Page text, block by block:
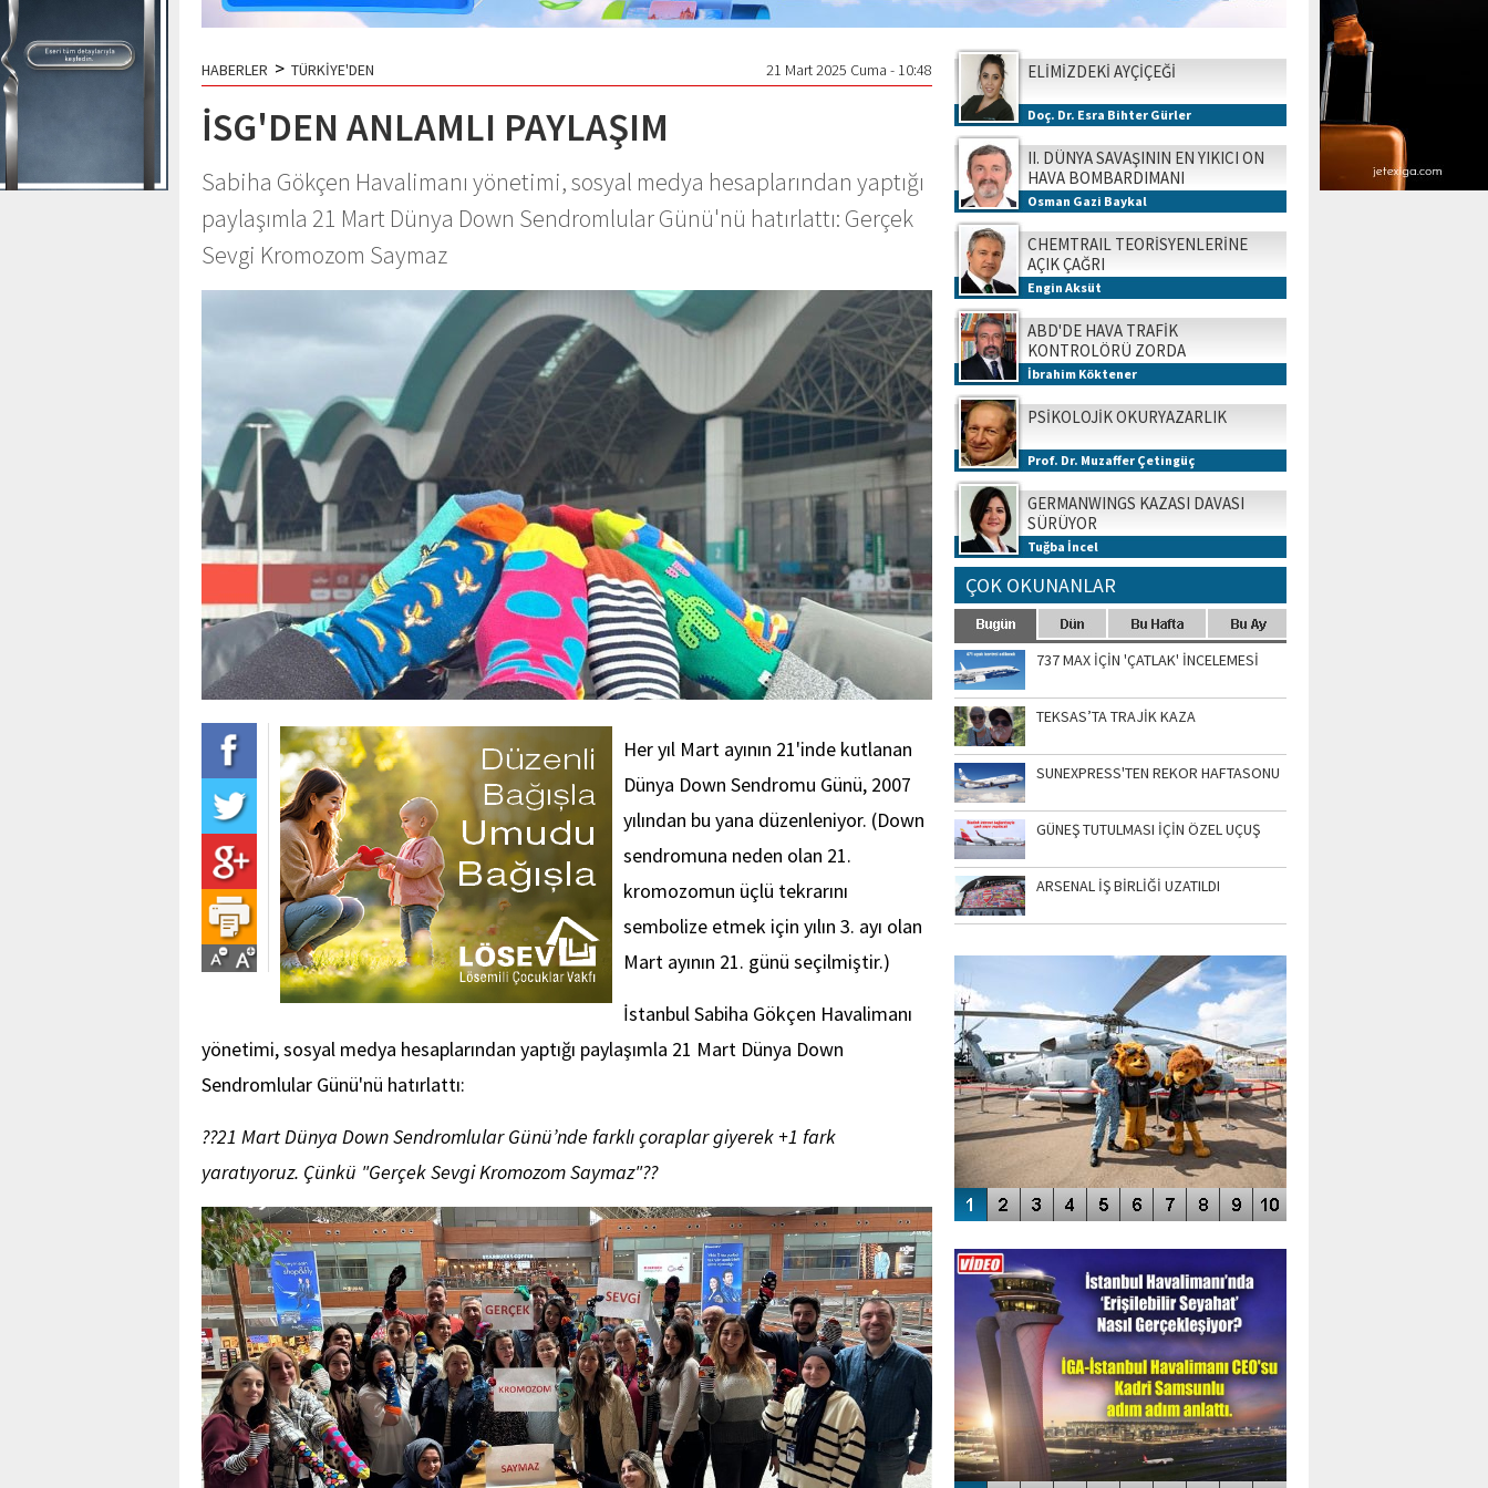
HABERLER > TÜRKİYE'DEN 21 Mart 2025 Cuma - 10:48
İSG'DEN ANLAMLI PAYLAŞIM
Sabiha Gökçen Havalimanı yönetimi, sosyal medya hesaplarından yaptığı
paylaşımla 21 Mart Dünya Down Sendromlular Günü'nü hatırlattı: Gerçek
Sevgi Kromozom Saymaz
Her yıl Mart ayının 21'inde kutlanan
Dünya Down Sendromu Günü, 2007
yılından bu yana düzenleniyor. (Down
sendromuna neden olan 21.
kromozomun üçlü tekrarını
sembolize etmek için yılın 3. ayı olan
Mart ayının 21. günü seçilmiştir.)
İstanbul Sabiha Gökçen Havalimanı
yönetimi, sosyal medya hesaplarından yaptığı paylaşımla 21 Mart Dünya Down
Sendromlular Günü'nü hatırlattı:
??21 Mart Dünya Down Sendromlular Günü’nde farklı çoraplar giyerek +1 fark
yaratıyoruz. Çünkü "Gerçek Sevgi Kromozom Saymaz"??
ELİMİZDEKİ AYÇİÇEĞİ
Doç. Dr. Esra Bihter Gürler
II. DÜNYA SAVAŞININ EN YIKICI ON
HAVA BOMBARDIMANI
Osman Gazi Baykal
CHEMTRAIL TEORİSYENLERİNE
AÇIK ÇAĞRI
Engin Aksüt
ABD'DE HAVA TRAFİK
KONTROLÖRÜ ZORDA
İbrahim Köktener
PSİKOLOJİK OKURYAZARLIK
Prof. Dr. Muzaffer Çetingüç
GERMANWINGS KAZASI DAVASI
SÜRÜYOR
Tuğba İncel
ÇOK OKUNANLAR
737 MAX İÇİN 'ÇATLAK' İNCELEMESİ
TEKSAS’TA TRAJİK KAZA
SUNEXPRESS'TEN REKOR HAFTASONU
GÜNEŞ TUTULMASI İÇİN ÖZEL UÇUŞ
ARSENAL İŞ BİRLİĞİ UZATILDI
SİNGAPUR AIRSHOW-2020
ENGELLERİN AŞILDIĞI HAVALİMANI